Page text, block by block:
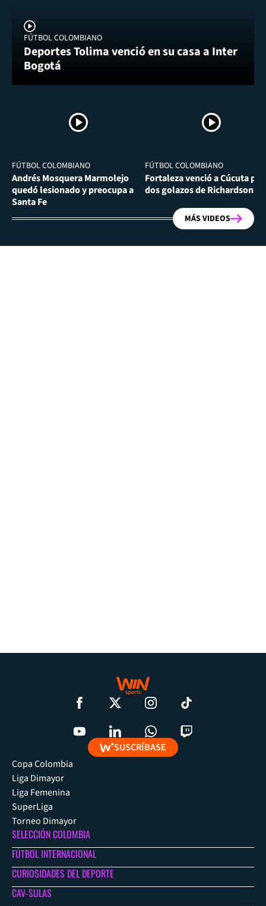
FÚTBOL COLOMBIANO
Deportes Tolima venció en su casa a Inter
Bogotá
FÚTBOL COLOMBIANO
Andrés Mosquera Marmolejo
quedó lesionado y preocupa a
Santa Fe
FÚTBOL COLOMBIANO
Fortaleza venció a Cúcuta por
dos golazos de Richardson
MÁS VIDEOS
SUSCRÍBASE
Copa Colombia
Liga Dimayor
Liga Femenina
SuperLiga
Torneo Dimayor
SELECCIÓN COLOMBIA
FÚTBOL INTERNACIONAL
CURIOSIDADES DEL DEPORTE
CAV-SULAS